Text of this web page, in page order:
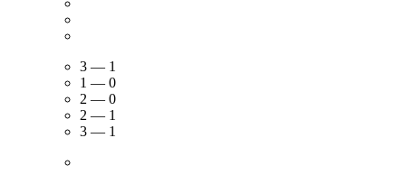
3 — 1
1 — 0
2 — 0
2 — 1
3 — 1